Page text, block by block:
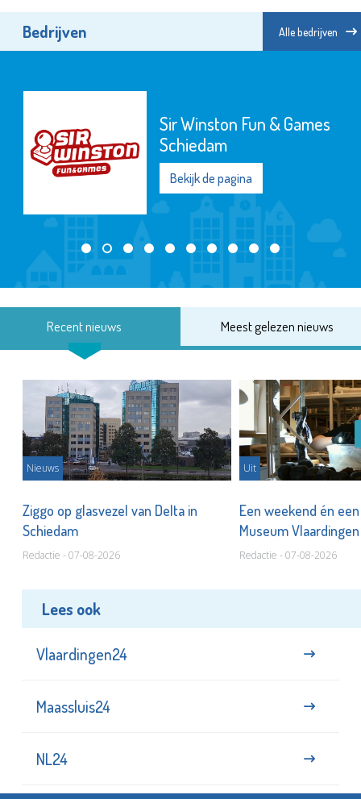
Bedrijven Alle bedrijven
Sir Winston Fun & Games
Schiedam
Bekijk de pagina
Recent nieuws Meest gelezen nieuws
Nieuws
Ziggo op glasvezel van Delta in
Schiedam
Redactie - 07-08-2026
Uit
Een weekend én
Museum
Redactie - 07-08-2026
Lees ook
Vlaardingen24
Maassluis24
NL24